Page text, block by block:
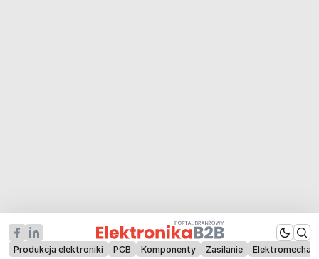
Produkcja elektroniki PCB Komponenty Zasilanie